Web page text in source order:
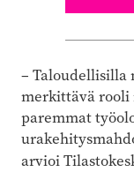
– Taloudellisilla
merkittävä rooli
paremmat
arvioi